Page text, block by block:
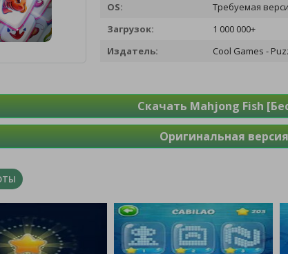
OS:
Требуемая
Загрузок:
1 000 000+
Издатель:
Cool Games -
Скачать Mahjong Fish
Оригинальная